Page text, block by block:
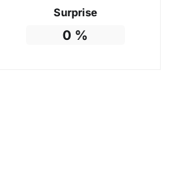
Surprise
0 %